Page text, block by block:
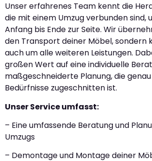
Unser erfahrenes Team kennt die
die mit einem Umzug verbunden sind,
Anfang bis Ende zur Seite. Wir
den Transport deiner Möbel, sondern
auch um alle weiteren Leistungen.
großen Wert auf eine individuelle
maßgeschneiderte Planung, die
Bedürfnisse zugeschnitten ist.
Unser Service umfasst:
– Eine umfassende Beratung und
Umzugs
– Demontage und Montage deiner